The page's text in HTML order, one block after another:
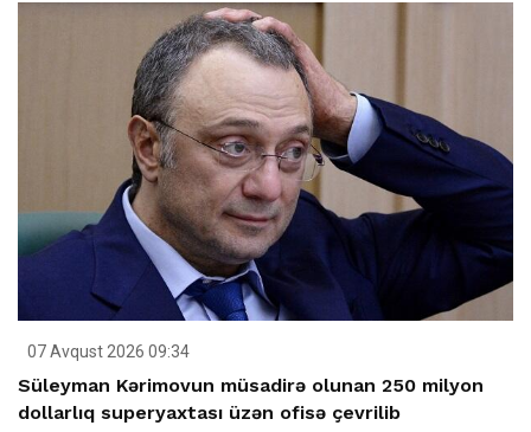
07 Avqust 2026 09:34
Süleyman Kərimovun müsadirə olunan 250 milyon
dollarlıq superyaxtası üzən ofisə çevrilib